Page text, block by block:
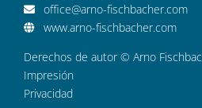
office@arno-fischbacher.com
www.arno-fischbacher.com
Derechos de autor © Arno
Impresión
Privacidad